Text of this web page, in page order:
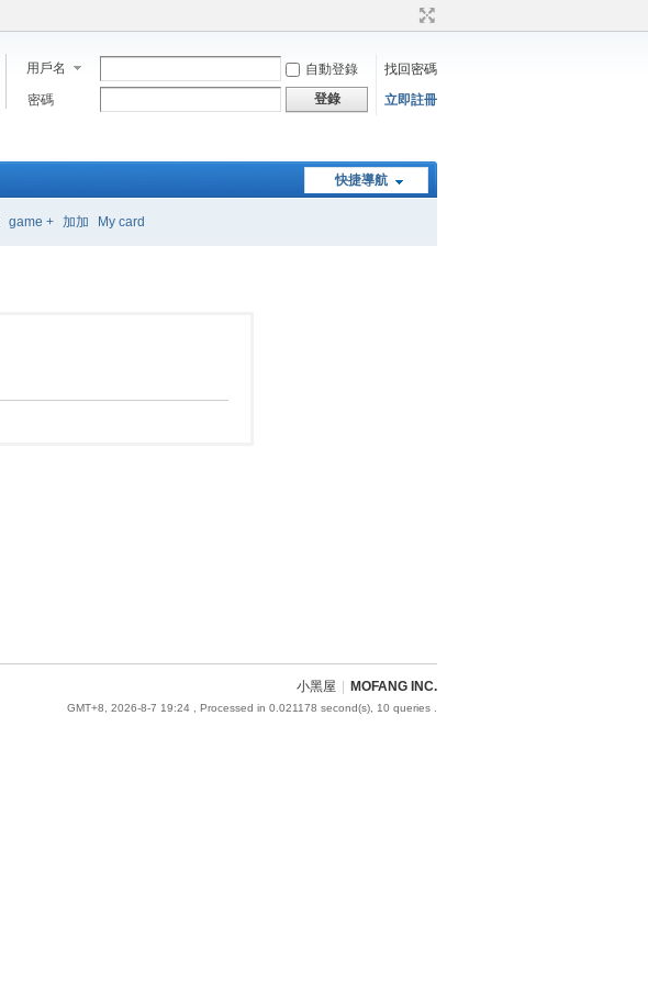
用戶名 自動登錄
找回密碼
密碼
登錄 立即註冊
快捷導航
game + 加加 My card
小黑屋 MOFANG INC.
GMT+8, 2026-8-7 19:24 , Processed in 0.021178 second(s), 10 queries .